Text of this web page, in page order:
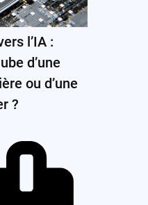
l’IA :
d’une
ou d’une
?